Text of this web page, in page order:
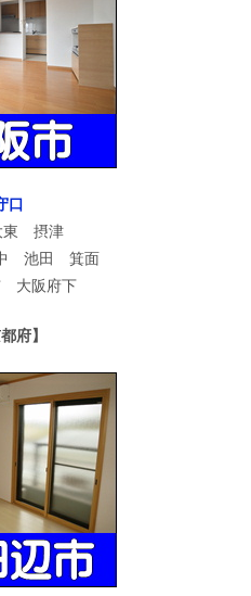
口
東 摂津
池田 箕面
大阪府下
府】